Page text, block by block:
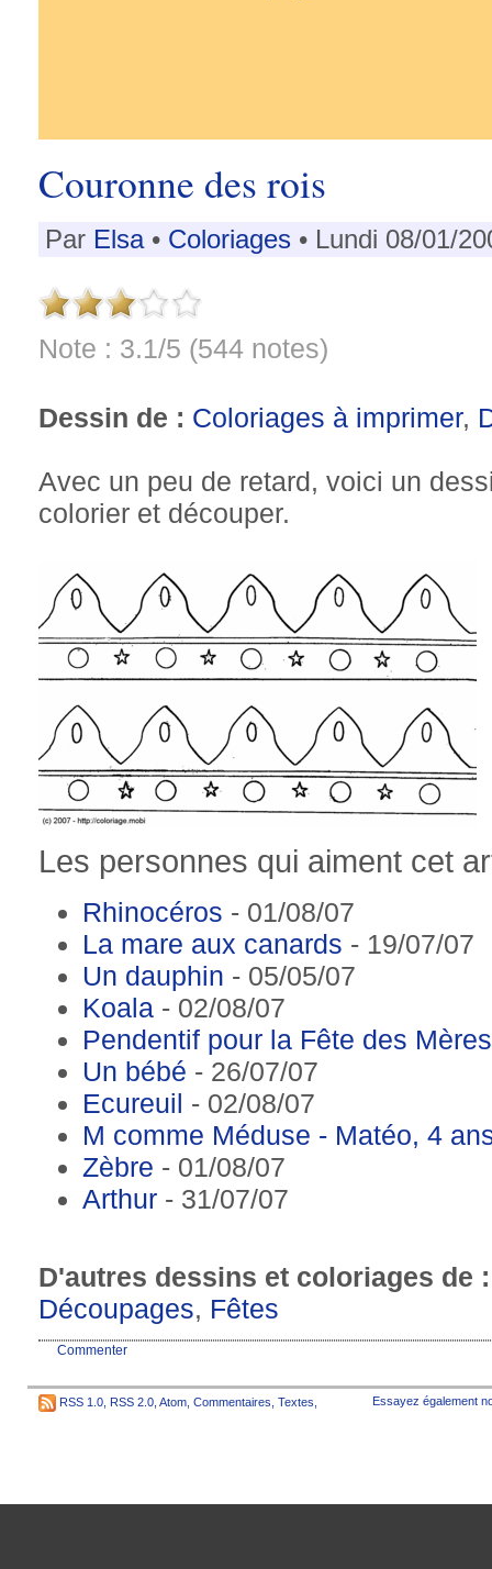
Couronne des rois
Par Elsa• Coloriages • Lundi 08/01/
Note : 3.1/5 (544 notes)
Dessin de : Coloriages à imprimer,
Avec un peu de retard, voici un
colorier et découper.
Les personnes qui aiment cet
Rhinocéros - 01/08/07
La mare aux canards - 19/07/07
Un dauphin - 05/05/07
Koala - 02/08/07
Pendentif pour la Fête des Mères
Un bébé - 26/07/07
Ecureuil - 02/08/07
M comme Méduse - Matéo, 4
Zèbre - 01/08/07
Arthur - 31/07/07
D'autres dessins et coloriages de
Découpages, Fêtes
Commenter
RSS 1.0 RSS 2.0 Atom Commentaires Textes Essayez également